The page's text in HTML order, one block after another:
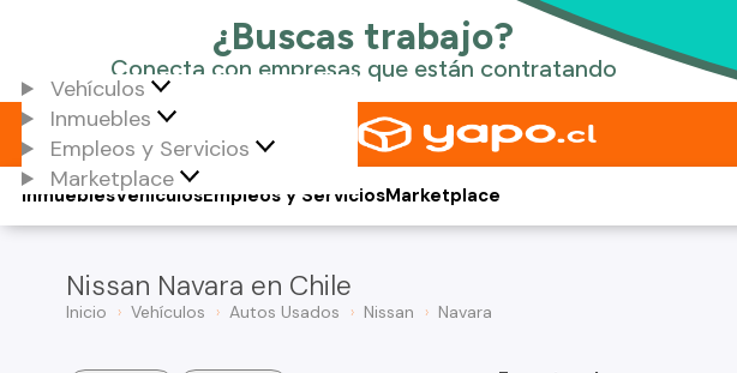
Vehículos
Inmuebles
Empleos y Servicios
Marketplace
Vehículos
Inmuebles Empleos y ServiciosMarketplace
Nissan Navara en Chile
Inicio Vehículos Autos Usados Nissan Navara